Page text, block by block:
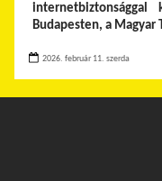
internetbiztonsággal
Budapesten, a Magyar
2026. február 11. szerda